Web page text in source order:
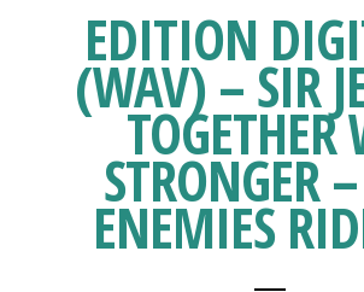
BOOKING ARTISTES
SHOWS
SHOP
EDITION
(WAV) – SIR
TOGETHER
STRONGER
ENEMIES